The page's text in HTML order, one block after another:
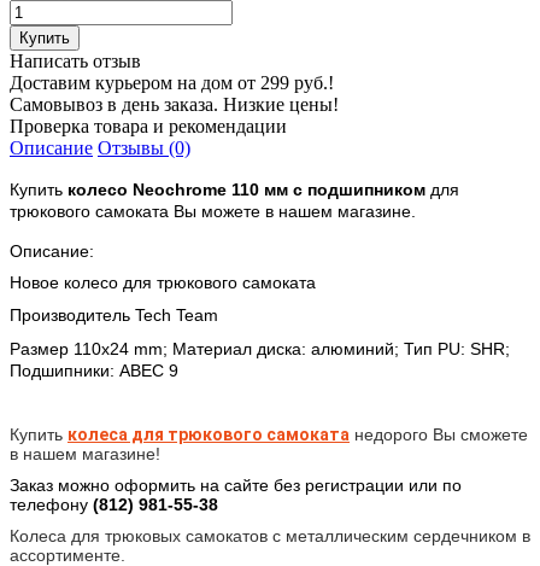
Написать отзыв
Доставим курьером на дом от 299 руб.!
Самовывоз в день заказа. Низкие цены!
Проверка товара и рекомендации
Описание Отзывы (0)
Купить колесо Neochrome 110 мм с подшипником для
трюкового самоката Вы можете в нашем магазине.
Описание:
Новое колесо для трюкового самоката
Производитель Tech Team
Размер 110x24 mm; Материал диска: алюминий; Тип PU: SHR;
Подшипники: ABEC 9
Купить колеса для трюкового самоката недорого Вы сможете
в нашем магазине!
Заказ можно оформить на сайте без регистрации или по
телефону (812) 981-55-38
Колеса для трюковых самокатов с металлическим сердечником в
ассортименте.